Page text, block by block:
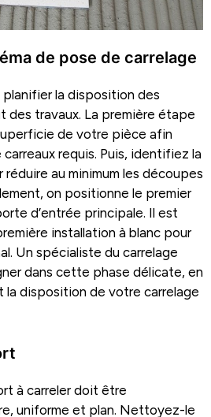
de pose de carrelage
la disposition des
des travaux. La première étape
de votre pièce afin
carreaux requis. Puis, identifiez la
au minimum les découpes
on positionne le premier
d’entrée principale. Il est
installation à blanc pour
Un spécialiste du carrelage
dans cette phase délicate, en
disposition de votre carrelage
à carreler doit être
uniforme et plan. Nettoyez-le